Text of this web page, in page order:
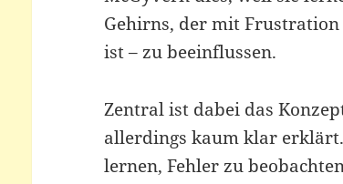
Gehirns, der mit
ist – zu beeinflussen.
Zentral ist dabei das
allerdings kaum klar
lernen, Fehler zu